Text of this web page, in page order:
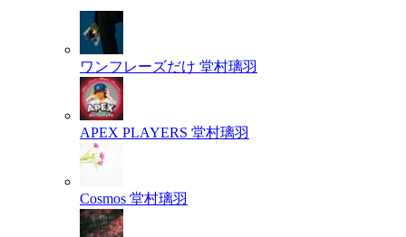
ワンフレーズだけ 堂村璃羽
APEX PLAYERS 堂村璃羽
Cosmos 堂村璃羽